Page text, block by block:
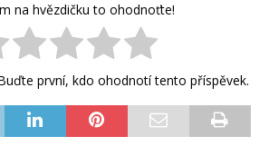
na hvězdičku to ohodnoťte!
první, kdo ohodnotí tento příspěvek.